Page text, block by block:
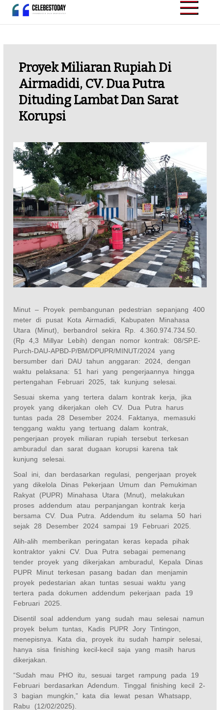
Skip
CELEBESTODAY.ID
Informatif dan
Proyek Miliaran Rupiah Di
Airmadidi, CV. Dua Putra
Dituding Lambat Dan Sarat
Korupsi
Minut – Proyek pembangunan pedestrian sepanjang 400
meter di pusat Kota Airmadidi, Kabupaten Minahasa
Utara (Minut), berbandrol sekira Rp. 4.360.974.734.50.
(Rp 4,3 Millyar Lebih) dengan nomor kontrak: 08/SP.E-
Purch-DAU-APBD-P/BM/DPUPR/MINUT/2024 yang
bersumber dari DAU tahun anggaran: 2024, dengan
waktu pelaksana: 51 hari yang pengerjaannya hingga
pertengahan Februari 2025, tak kunjung selesai.
Sesuai skema yang tertera dalam kontrak kerja, jika
proyek yang dikerjakan oleh CV. Dua Putra harus
tuntas pada 28 Desember 2024. Faktanya, memasuki
tenggang waktu yang tertuang dalam kontrak,
pengerjaan proyek miliaran rupiah tersebut terkesan
amburadul dan sarat dugaan korupsi karena tak
kunjung selesai.
Soal ini, dan berdasarkan regulasi, pengerjaan proyek
yang dikelola Dinas Pekerjaan Umum dan Pemukiman
Rakyat (PUPR) Minahasa Utara (Mnut), melakukan
proses addendum atau perpanjangan kontrak kerja
bersama CV. Dua Putra. Addendum itu selama 50 hari
sejak 28 Desember 2024 sampai 19 Februari 2025.
Alih-alih memberikan peringatan keras kepada pihak
kontraktor yakni CV. Dua Putra sebagai pemenang
tender proyek yang dikerjakan amburadul, Kepala Dinas
PUPR Minut terkesan pasang badan dan menjamin
proyek pedestarian akan tuntas sesuai waktu yang
tertera pada dokumen addendum pekerjaan pada 19
Februari 2025.
Disentil soal addendum yang sudah mau selesai namun
proyek belum tuntas, Kadis PUPR Jory Tintingon,
menepisnya. Kata dia, proyek itu sudah hampir selesai,
hanya sisa finishing kecil-kecil saja yang masih harus
dikerjakan.
“Sudah mau PHO itu, sesuai target rampung pada 19
Februari berdasarkan Adendum. Tinggal finishing kecil 2-
3 bagian mungkin,” kata dia lewat pesan Whatsapp,
Rabu (12/02/2025).